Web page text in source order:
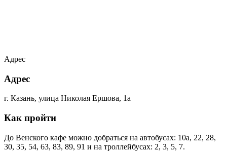
Адрес
Адрес
г. Казань, улица Николая Ершова, 1а
Как пройти
До Венского кафе можно добраться на автобусах: 10а, 22, 28,
30, 35, 54, 63, 83, 89, 91 и на троллейбусах: 2, 3, 5, 7.